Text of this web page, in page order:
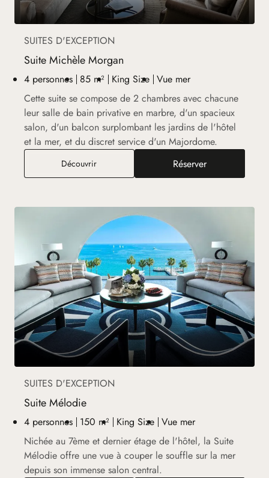
SUITES D'EXCEPTION
Suite Michèle Morgan
4 personnes 85 m² King Size Vue mer
Cette suite se compose de 2 chambres avec chacune
leur salle de bain privative en marbre, d'un spacieux
salon, d'un balcon surplombant les jardins de l'hôtel
et la mer, et du discret service d'un Majordome.
DécouvrirSuite Michèle MorganRéserver
SUITES D'EXCEPTION
Suite Mélodie
4 personnes 150 m² King Size Vue mer
Nichée au 7ème et dernier étage de l'hôtel, la Suite
Mélodie offre une vue à couper le souffle sur la mer
depuis son immense salon central.